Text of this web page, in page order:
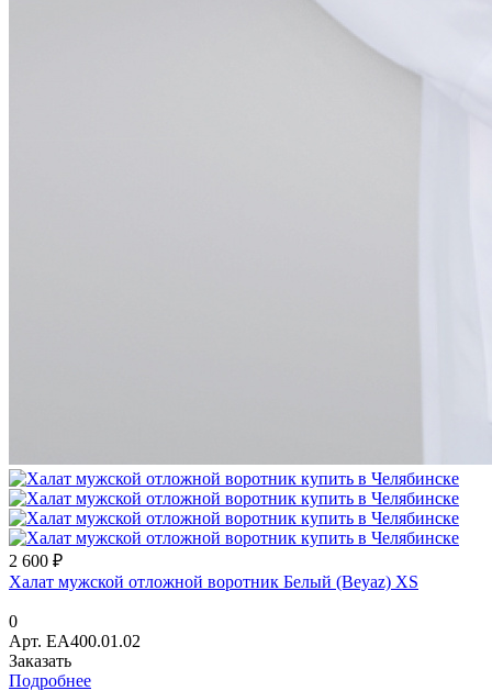
2 600 ₽
Халат мужской отложной воротник Белый (Beyaz) XS
0
Арт. EA400.01.02
Заказать
Подробнее